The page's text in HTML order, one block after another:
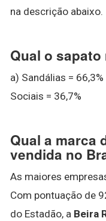
na descrição abaixo.
Qual o
a) Sandálias =
Sociais = 36,7%
Qual a marca
vendida no
As maiores
Com pontuação de
do Estadão, a Beira